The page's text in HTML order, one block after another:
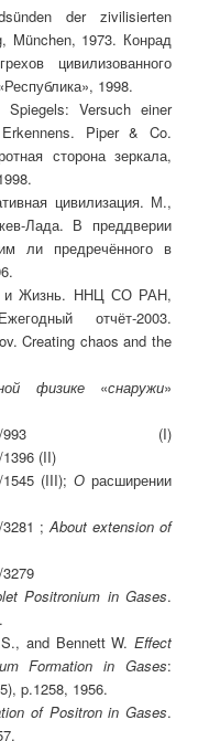
der zivilisierten
München, 1973. Конрад
цивилизованного
1998.
Versuch einer
Erkennens. Piper & Co.
сторона зеркала,
цивилизация. М.,
Лада. В преддверии
ли предречённого в
и Жизнь. ННЦ СО РАН,
отчёт-2003.
Creating chaos and the
физике«снаружи»
2012/08/993 (I)
(II)
(III); Орасширении
; About extension of
Positronium in Gases.
and Bennett W. Effect
Formation in Gases:
p.1258, 1956.
of Positron in Gases.